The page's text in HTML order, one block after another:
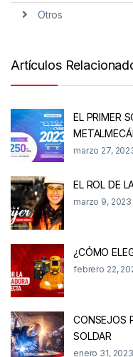
Otros
Artículos
EL PRIMER
marzo 27,
EL ROL DE
marzo 9, 2023
¿CÓMO
febrero 22,
CONSEJOS
SOLDAR
enero 31, 2023